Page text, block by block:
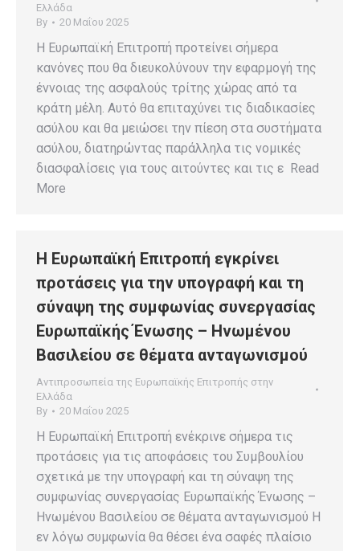
Ελλάδα
By
20 Μαΐου 2025
H Ευρωπαϊκή Επιτροπή προτείνει σήμερα
κανόνες που θα διευκολύνουν την εφαρμογή της
έννοιας της ασφαλούς τρίτης χώρας από τα
κράτη μέλη. Αυτό θα επιταχύνει τις διαδικασίες
ασύλου και θα μειώσει την πίεση στα συστήματα
ασύλου, διατηρώντας παράλληλα τις νομικές
διασφαλίσεις για τους αιτούντες και τις ε Read
More
Η Ευρωπαϊκή Επιτροπή εγκρίνει
προτάσεις για την υπογραφή και τη
σύναψη της συμφωνίας συνεργασίας
Ευρωπαϊκής Ένωσης – Ηνωμένου
Βασιλείου σε θέματα ανταγωνισμού
Αντιπροσωπεία της Ευρωπαϊκής Επιτροπής στην
Ελλάδα
By
20 Μαΐου 2025
Η Ευρωπαϊκή Επιτροπή ενέκρινε σήμερα τις
προτάσεις για τις αποφάσεις του Συμβουλίου
σχετικά με την υπογραφή και τη σύναψη της
συμφωνίας συνεργασίας Ευρωπαϊκής Ένωσης –
Ηνωμένου Βασιλείου σε θέματα ανταγωνισμού Η
εν λόγω συμφωνία θα θέσει ένα σαφές πλαίσιο